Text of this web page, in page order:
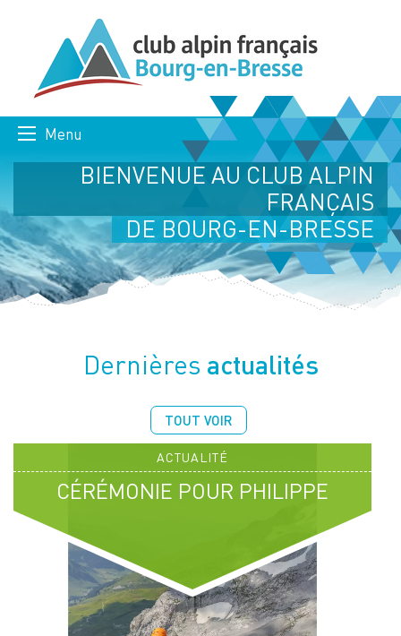
Menu
BIENVENUE AU CLUB ALPIN
FRANÇAIS
DE BOURG-EN-BRESSE
Dernières actualités
TOUT VOIR
CÉRÉMONIE POUR PHILIPPE
ACTUALITÉ